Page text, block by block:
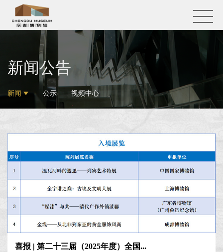
新闻公告
新闻 公示 视频中心
喜报 | 第二十三届（2025年度）全国...